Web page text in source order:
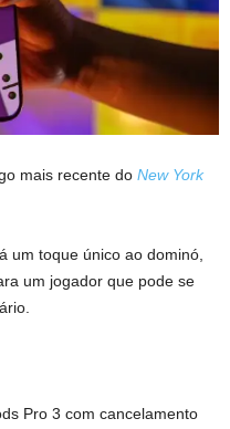
mais recente do New York
um toque único ao dominó,
um jogador que pode se
Pro 3 com cancelamento